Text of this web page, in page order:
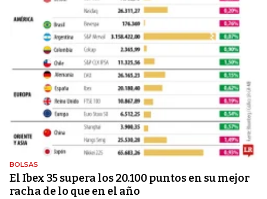
BOLSAS
El Ibex 35 supera los 20.100 puntos en su mejor
racha de lo que en el año